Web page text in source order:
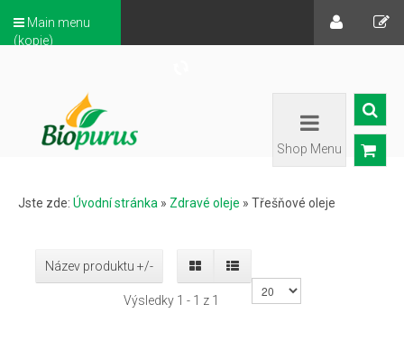
Main menu
(kopie)
Shop Menu
Jste zde: Úvodní stránka » Zdravé oleje » Třešňové oleje
Název produktu +/-
Výsledky 1 - 1 z 1